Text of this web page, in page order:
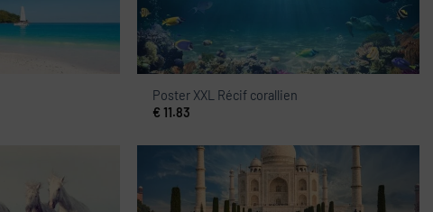
Poster XXL Récif corallien
€ 11.83